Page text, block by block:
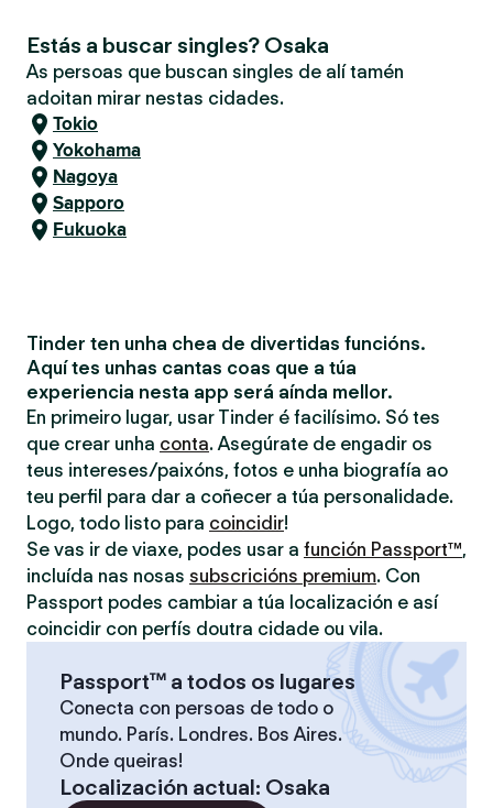
Estás a buscar singles? Osaka
As persoas que buscan singles de alí tamén
adoitan mirar nestas cidades.
Tokio
Yokohama
Nagoya
Sapporo
Fukuoka
Tinder ten unha chea de divertidas funcións.
Aquí tes unhas cantas coas que a túa
experiencia nesta app será aínda mellor.
En primeiro lugar, usar Tinder é facilísimo. Só tes
que crear unha conta. Asegúrate de engadir os
teus intereses/paixóns, fotos e unha biografía ao
teu perfil para dar a coñecer a túa personalidade.
Logo, todo listo para coincidir!
Se vas ir de viaxe, podes usar a función Passport™,
incluída nas nosas subscricións premium. Con
Passport podes cambiar a túa localización e así
coincidir con perfís doutra cidade ou vila.
Passport™ a todos os lugares
Conecta con persoas de todo o
mundo. París. Londres. Bos Aires.
Onde queiras!
Localización actual: Osaka